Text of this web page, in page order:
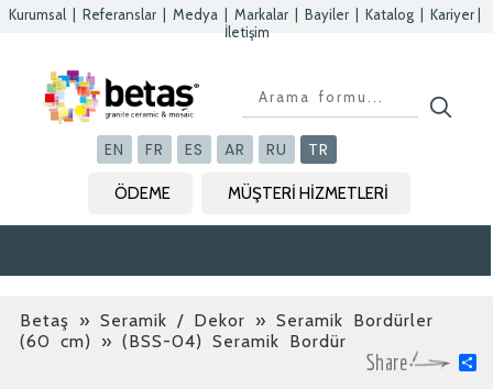
Kurumsal Referanslar Medya Markalar Bayiler Katalog Kariyer
İletişim
EN FR ES AR RU TR
ÖDEME MÜŞTERİ HİZMETLERİ
Betaş » Seramik / Dekor » Seramik Bordürler
(60 cm)
» (BSS-04) Seramik Bordür